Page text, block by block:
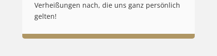
Verheißungen nach, die uns ganz persönlich
gelten!